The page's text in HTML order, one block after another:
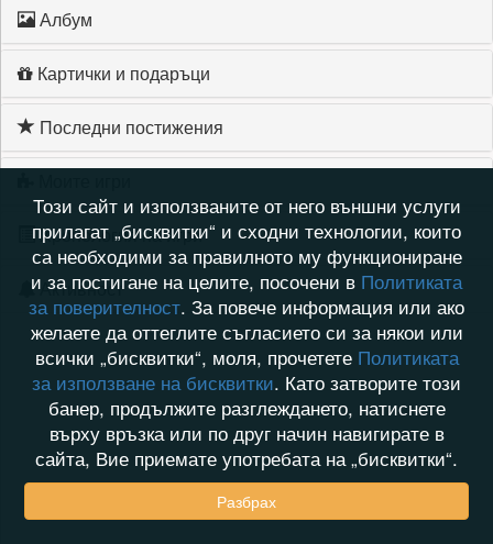
Албум
Картички и подаръци
Последни постижения
Хронология на игри
Активност
Този сайт и използваните от него външни услуги
прилагат „бисквитки“ и сходни технологии, които
са необходими за правилното му функциониране
и за постигане на целите, посочени в Политиката
за поверителност. За повече информация или ако
желаете да оттеглите съгласието си за някои или
всички „бисквитки“, моля, прочетете Политиката
за използване на бисквитки. Като затворите този
банер, продължите разглеждането, натиснете
върху връзка или по друг начин навигирате в
сайта, Вие приемате употребата на „бисквитки“.
Разбрах